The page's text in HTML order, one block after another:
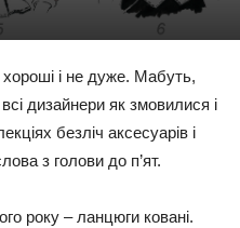
хороші і не дуже. Мабуть,
дизайнери як змовилися і
безліч аксесуарів і
з голови до п’ят.
року – ланцюги ковані.